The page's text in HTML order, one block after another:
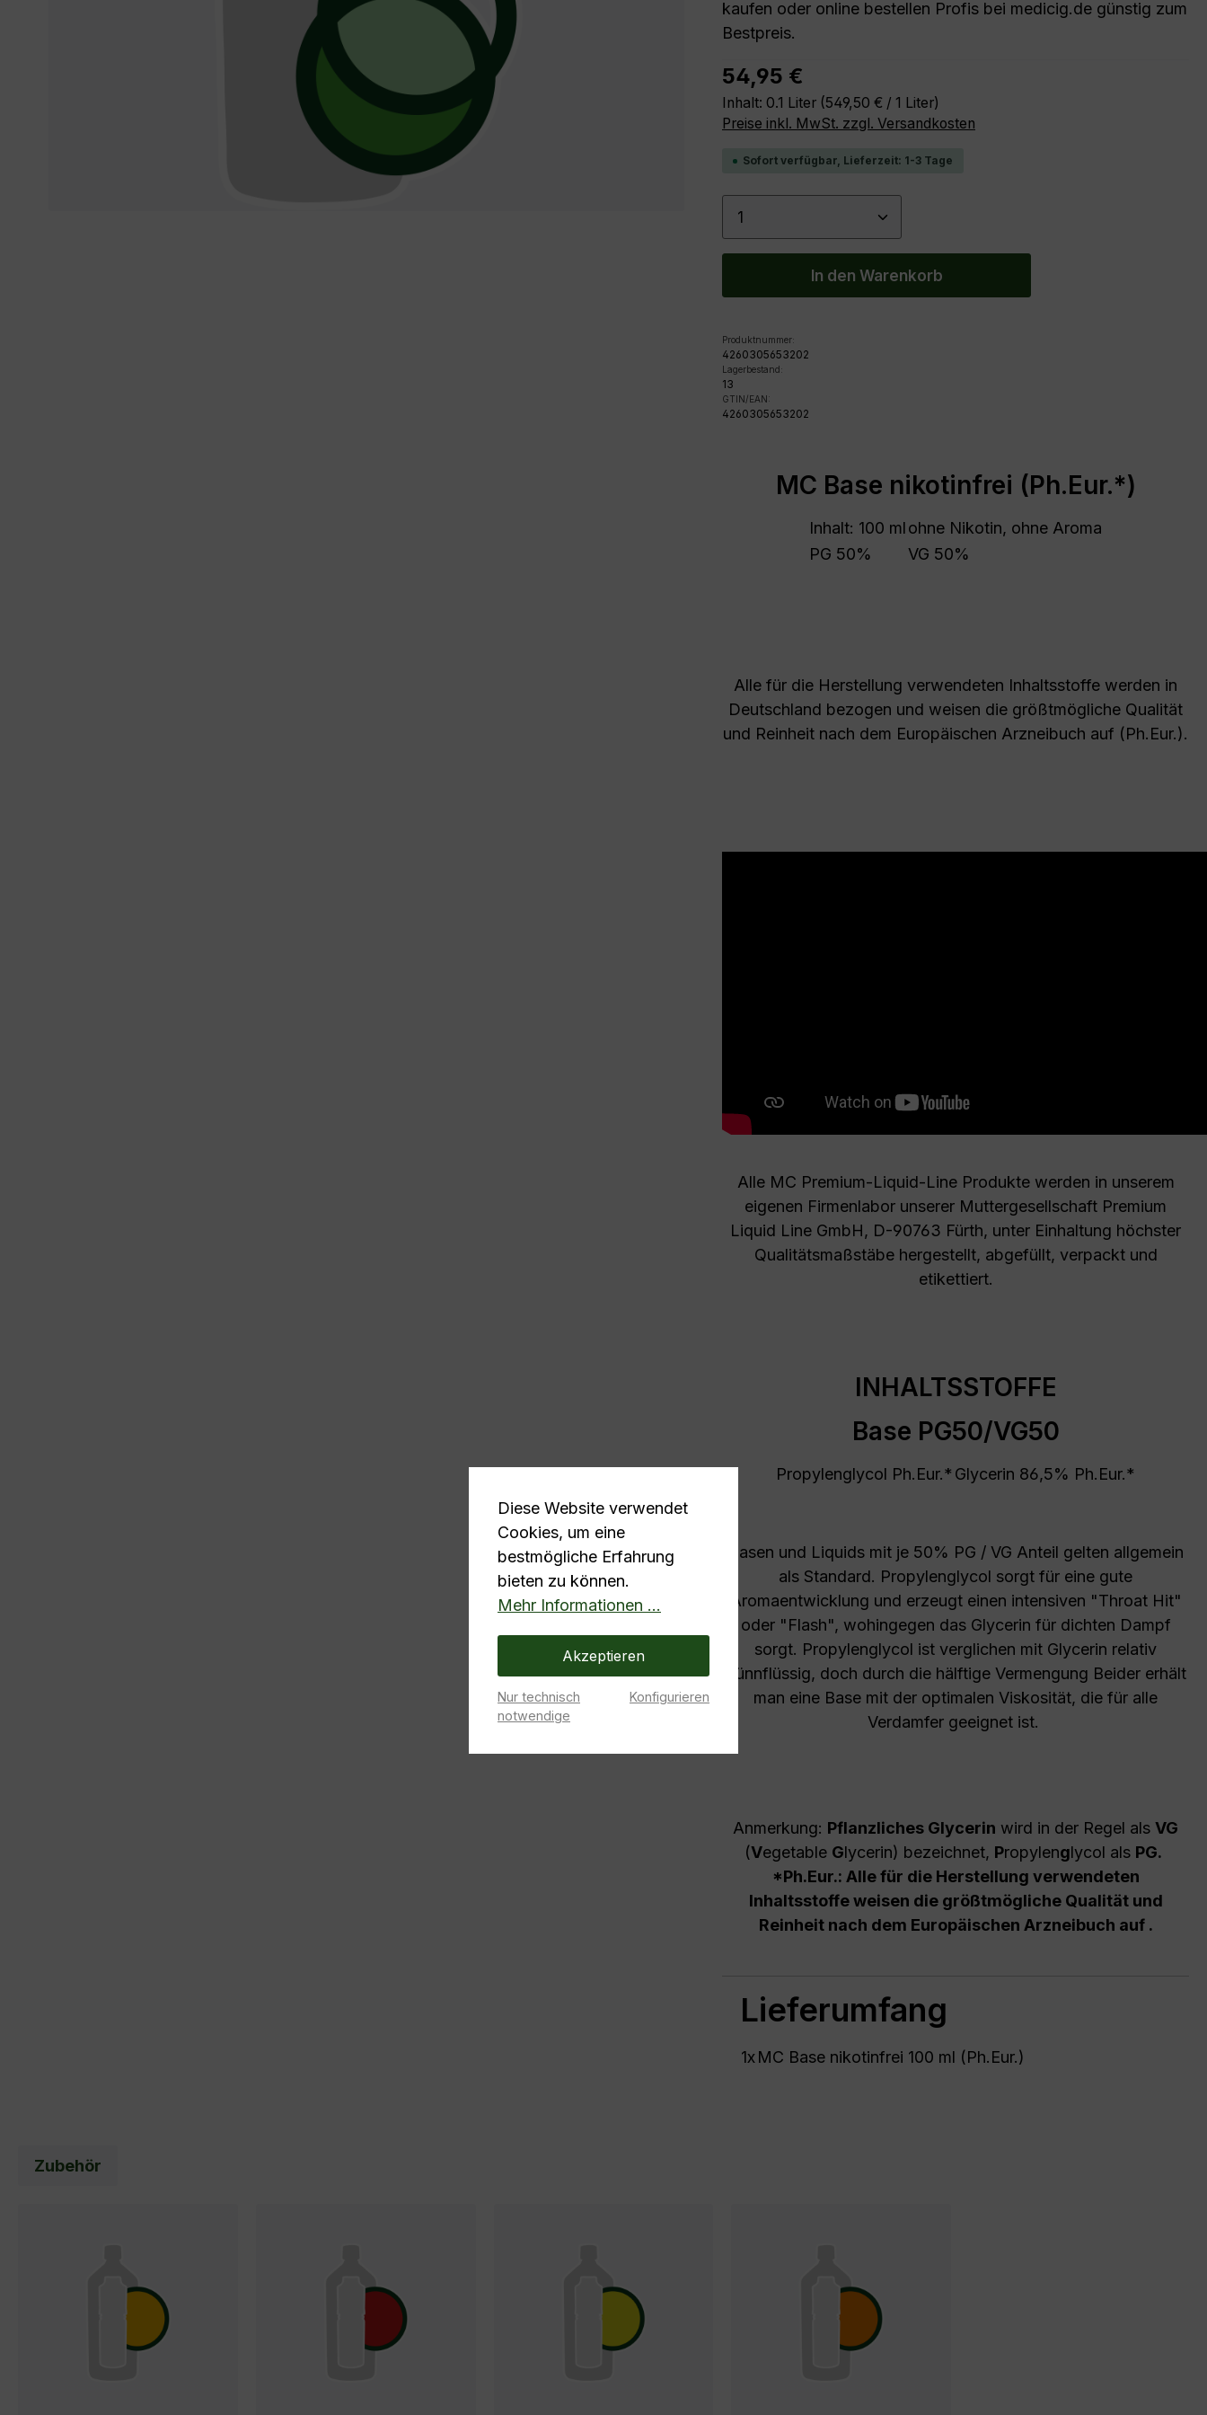
kaufen oder online bestellen Profis bei medicig.de günstig zum
Bestpreis.
Regulärer Preis:
54,95 €
Inhalt: 0.1 Liter (549,50 € / 1 Liter)
Preise inkl. MwSt. zzgl. Versandkosten
Sofort verfügbar, Lieferzeit: 1-3 Tage
Produkt Anzahl: Gib den gewünschten Wert
In den Warenkorb
Produktnummer:
4260305653202
Lagerbestand:
13
GTIN/EAN:
4260305653202
MC Base nikotinfrei (Ph.Eur.*)
Inhalt: 100 mlohne Nikotin, ohne Aroma
PG 50%
VG 50%
Alle für die Herstellung verwendeten Inhaltsstoffe werden in
Deutschland bezogen und weisen die größtmögliche Qualität
und Reinheit nach dem Europäischen Arzneibuch auf (Ph.Eur.).
Alle MC Premium-Liquid-Line Produkte werden in unserem
eigenen Firmenlabor unserer Muttergesellschaft Premium
Liquid Line GmbH, D-90763 Fürth, unter Einhaltung höchster
Qualitätsmaßstäbe hergestellt, abgefüllt, verpackt und
etikettiert.
INHALTSSTOFFE
Base PG50/VG50
Propylenglycol Ph.Eur.* Glycerin 86,5% Ph.Eur.*
Basen und Liquids mit je 50% PG / VG Anteil gelten allgemein
als Standard. Propylenglycol sorgt für eine gute
Aromaentwicklung und erzeugt einen intensiven "Throat Hit"
oder "Flash", wohingegen das Glycerin für dichten Dampf
sorgt. Propylenglycol ist verglichen mit Glycerin relativ
dünnflüssig, doch durch die hälftige Vermengung Beider erhält
man eine Base mit der optimalen Viskosität, die für alle
Verdamfer geeignet ist.
Anmerkung: Pflanzliches Glycerin wird in der Regel als VG
(Vegetable Glycerin) bezeichnet, Propylenglycol als PG.
*Ph.Eur.: Alle für die Herstellung verwendeten
Inhaltsstoffe weisen die größtmögliche Qualität und
Reinheit nach dem Europäischen Arzneibuch auf .
Lieferumfang
1xMC Base nikotinfrei 100 ml (Ph.Eur.)
Zubehör
Diese Website verwendet
Cookies, um eine
bestmögliche Erfahrung
bieten zu können.
Mehr Informationen ...
Akzeptieren
Nur technisch
notwendige
Konfigurieren